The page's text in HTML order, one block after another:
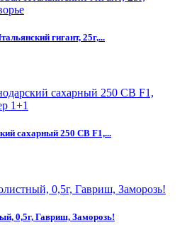
гигант, 25г,...
сахарный 250 CВ F1,...
0,5г, Гавриш, Заморозь!